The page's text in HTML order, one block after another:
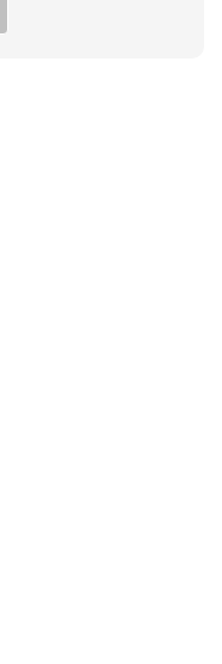
Dropdown